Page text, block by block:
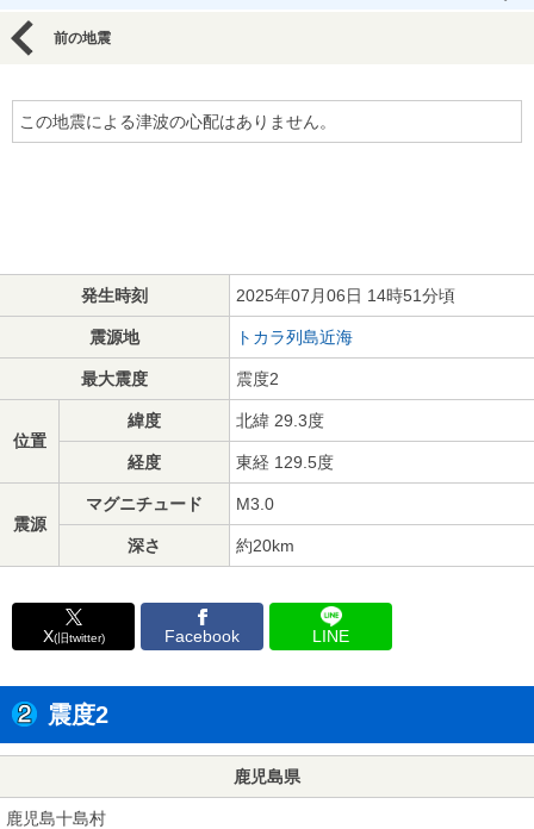
前の地震
この地震による津波の心配はありません。
発生時刻 2025年07月06日 14時51分頃
震源地 トカラ列島近海
最大震度 震度2
位置
緯度 北緯 29.3度
経度 東経 129.5度
震源
マグニチュード M3.0
深さ 約20km
X(旧twitter) Facebook LINE
震度2
鹿児島県
鹿児島十島村